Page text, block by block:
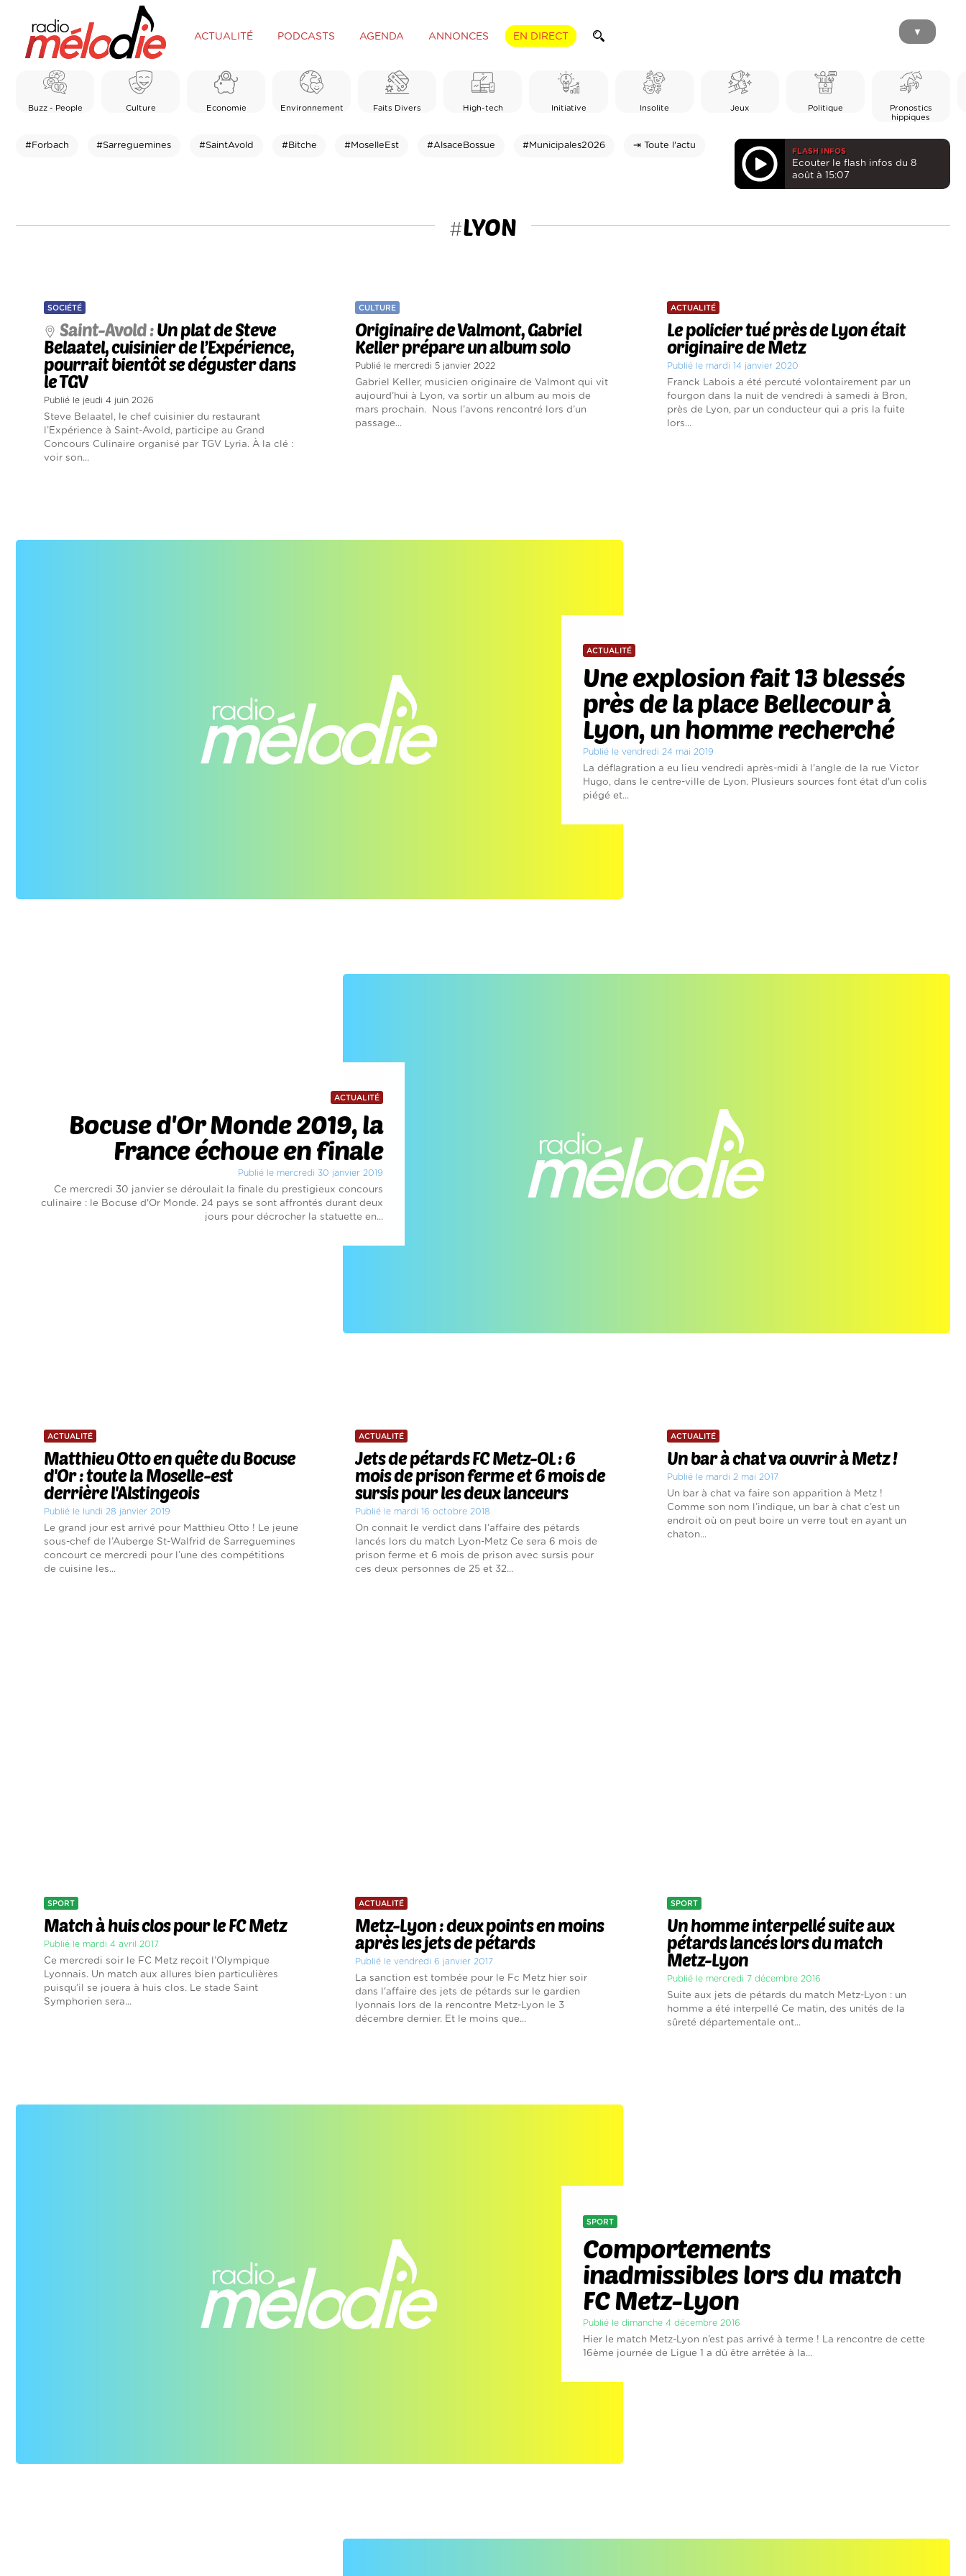
ACTUALITÉ PODCASTS AGENDA ANNONCES EN DIRECT ▼
Buzz - People Culture Economie Environnement Faits Divers High-tech Initiative Insolite Jeux Politique
Pronostics
hippiques
#Forbach #Sarreguemines #SaintAvold #Bitche #MoselleEst #AlsaceBossue #Municipales2026 ⇥ Toute l'actu
FLASH INFOS
Ecouter le flash infos du 8
août à 15:07
#LYON
SOCIÉTÉ
Saint-Avold :Un plat de Steve
Belaatel, cuisinier de l’Expérience,
pourrait bientôt se déguster dans
le TGV
Publié le jeudi 4 juin 2026
Steve Belaatel, le chef cuisinier du restaurant
l’Expérience à Saint-Avold, participe au Grand
Concours Culinaire organisé par TGV Lyria. À la clé :
voir son...
CULTURE
Originaire de Valmont, Gabriel
Keller prépare un album solo
Publié le mercredi 5 janvier 2022
Gabriel Keller, musicien originaire de Valmont qui vit
aujourd’hui à Lyon, va sortir un album au mois de
mars prochain. Nous l’avons rencontré lors d’un
passage...
ACTUALITÉ
Le policier tué près de Lyon était
originaire de Metz
Publié le mardi 14 janvier 2020
Franck Labois a été percuté volontairement par un
fourgon dans la nuit de vendredi à samedi à Bron,
près de Lyon, par un conducteur qui a pris la fuite
lors...
ACTUALITÉ
Une explosion fait 13 blessés
près de la place Bellecour à
Lyon, un homme recherché
Publié le vendredi 24 mai 2019
La déflagration a eu lieu vendredi après-midi à l'angle de la rue Victor
Hugo, dans le centre-ville de Lyon. Plusieurs sources font état d'un colis
piégé et...
ACTUALITÉ
Bocuse d'Or Monde 2019, la
France échoue en finale
Publié le mercredi 30 janvier 2019
Ce mercredi 30 janvier se déroulait la finale du prestigieux concours
culinaire : le Bocuse d'Or Monde. 24 pays se sont affrontés durant deux
jours pour décrocher la statuette en...
ACTUALITÉ
Matthieu Otto en quête du Bocuse
d'Or : toute la Moselle-est
derrière l'Alstingeois
Publié le lundi 28 janvier 2019
Le grand jour est arrivé pour Matthieu Otto ! Le jeune
sous-chef de l’Auberge St-Walfrid de Sarreguemines
concourt ce mercredi pour l’une des compétitions
de cuisine les...
ACTUALITÉ
Jets de pétards FC Metz-OL : 6
mois de prison ferme et 6 mois de
sursis pour les deux lanceurs
Publié le mardi 16 octobre 2018
On connait le verdict dans l’affaire des pétards
lancés lors du match Lyon-Metz Ce sera 6 mois de
prison ferme et 6 mois de prison avec sursis pour
ces deux personnes de 25 et 32...
ACTUALITÉ
Un bar à chat va ouvrir à Metz !
Publié le mardi 2 mai 2017
Un bar à chat va faire son apparition à Metz !
Comme son nom l’indique, un bar à chat c’est un
endroit où on peut boire un verre tout en ayant un
chaton...
SPORT
Match à huis clos pour le FC Metz
Publié le mardi 4 avril 2017
Ce mercredi soir le FC Metz reçoit l’Olympique
Lyonnais. Un match aux allures bien particulières
puisqu’il se jouera à huis clos. Le stade Saint
Symphorien sera...
ACTUALITÉ
Metz-Lyon : deux points en moins
après les jets de pétards
Publié le vendredi 6 janvier 2017
La sanction est tombée pour le Fc Metz hier soir
dans l'affaire des jets de pétards sur le gardien
lyonnais lors de la rencontre Metz-Lyon le 3
décembre dernier. Et le moins que...
SPORT
Un homme interpellé suite aux
pétards lancés lors du match
Metz-Lyon
Publié le mercredi 7 décembre 2016
Suite aux jets de pétards du match Metz-Lyon : un
homme a été interpellé Ce matin, des unités de la
sûreté départementale ont...
SPORT
Comportements
inadmissibles lors du match
FC Metz-Lyon
Publié le dimanche 4 décembre 2016
Hier le match Metz-Lyon n’est pas arrivé à terme ! La rencontre de cette
16ème journée de Ligue 1 a dû être arrêtée à la...